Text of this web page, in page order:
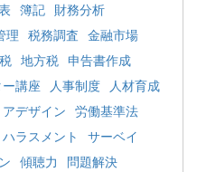
簿記 財務分析
理 税務調査 金融市場
地方税 申告書作成
講座 人事制度
人材育成
デザイン 労働基準法
ハラスメント
サーベイ
傾聴力
問題解決